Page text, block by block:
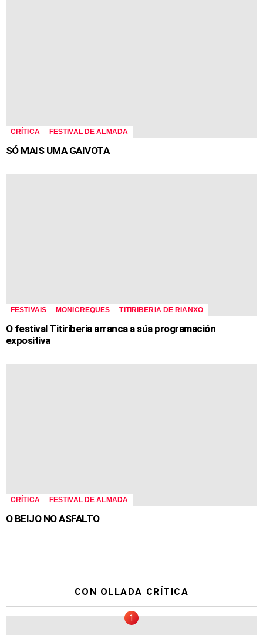
CRÍTICA FESTIVAL DE ALMADA
SÓ MAIS UMA GAIVOTA
FESTIVAIS MONICREQUES TITIRIBERIA DE RIANXO
O festival Titiriberia arranca a súa programación
expositiva
CRÍTICA FESTIVAL DE ALMADA
O BEIJO NO ASFALTO
CON OLLADA CRÍTICA